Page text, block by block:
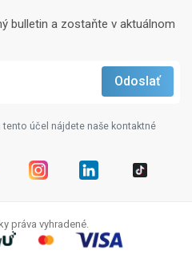
bulletin a zostaňte v aktuálnom
účel nájdete naše kontaktné
práva vyhradené.